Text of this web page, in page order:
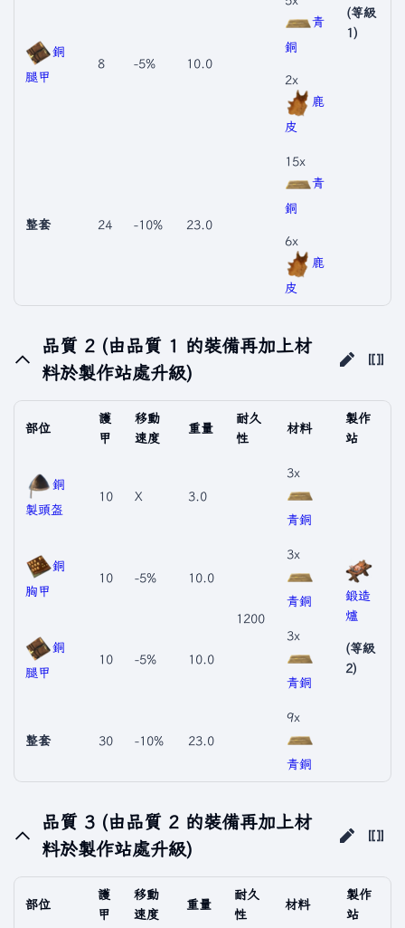
(等級
1)
銅
腿甲
8 -5% 10.0
青
銅
2x
鹿
皮
整套 24 -10% 23.0
15x
青
銅
6x
鹿
皮
品質 2 (由品質 1 的裝備再加上材
料於製作站處升級)
部位
護
甲
移動
速度
重量
耐久
性
材料
製作
站
銅
製頭盔
10 X 3.0
1200
3x
青銅
鍛造
爐
(等級
2)
銅
胸甲
10 -5% 10.0
3x
青銅
銅
腿甲
10 -5% 10.0
3x
青銅
整套 30 -10% 23.0
9x
青銅
品質 3 (由品質 2 的裝備再加上材
料於製作站處升級)
部位
護
甲
移動
速度
重量
耐久
性
材料
製作
站